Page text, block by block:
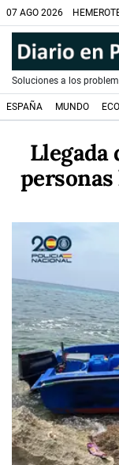
07 AGO 2026
Soluciones a los
ESPAÑA MUNDO
Llegada